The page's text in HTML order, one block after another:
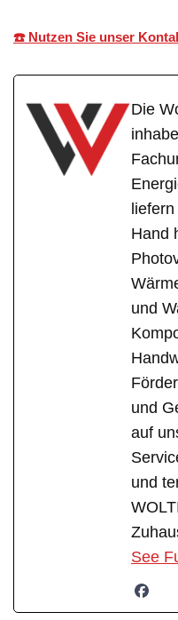
☎️ Nutzen Sie unser
Die
Hand
und
und
auf
und
See